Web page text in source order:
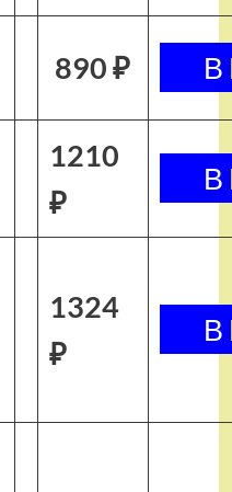
890 ₽
1210
₽
1324
₽